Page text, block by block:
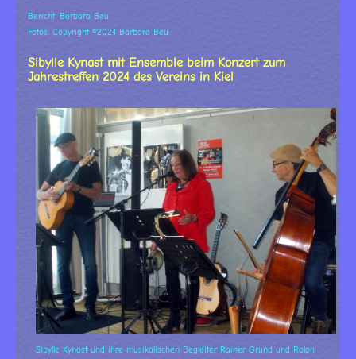
Bericht: Barbara Beu
Fotos: Copyright ©2024 Barbara Beu
Sibylle Kynast mit Ensemble beim Konzert zum
Jahrestreffen 2024 des Vereins in Kiel
Sibylle Kynast und ihre musikalischen Begleiter Rainer Grund und Ralph